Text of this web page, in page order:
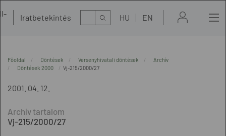
Iratbetekintés Kereső HU EN
Főoldal Döntések Versenyhivatali döntések
Archív
Döntések 2000
Vj-215/2000/27
2001. 04. 12.
Vj-215/2000/27